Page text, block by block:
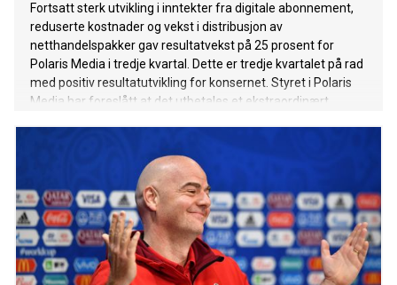
Fortsatt sterk utvikling i inntekter fra digitale abonnement,
reduserte kostnader og vekst i distribusjon av
netthandelspakker gav resultatvekst på 25 prosent for
Polaris Media i tredje kvartal. Dette er tredje kvartalet på rad
med positiv resultatutvikling for konsernet. Styret i Polaris
Media har foreslått at det utbetales et ekstraordinært
konsernet i oktober solgte en andel av sin aksjebeholdning i
Schibsted Marketplaces.